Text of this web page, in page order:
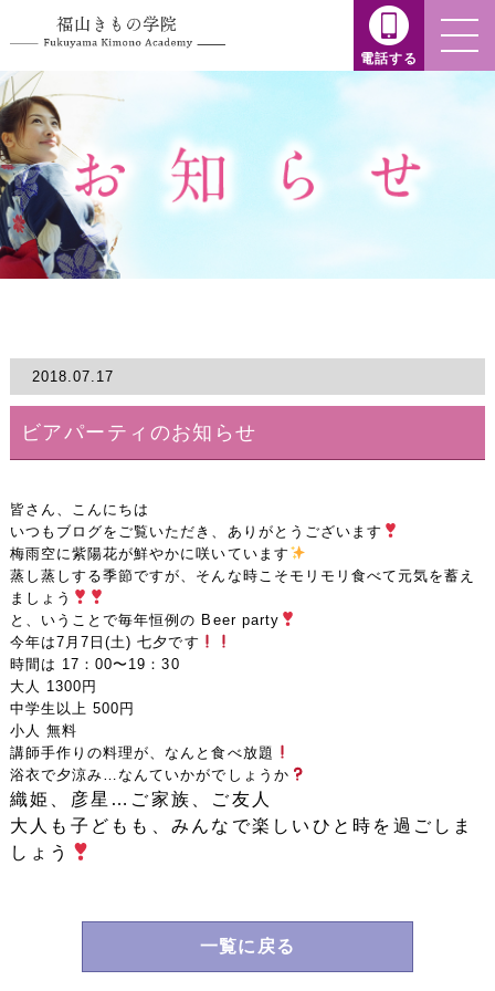
電話する
2018.07.17
ビアパーティのお知らせ
皆さん、こんにちは
いつもブログをご覧いただき、ありがとうございます
梅雨空に紫陽花が鮮やかに咲いています
蒸し蒸しする季節ですが、そんな時こそモリモリ食べて元気を蓄え
ましょう
と、いうことで毎年恒例の Beer party
今年は7月7日(土) 七夕です
時間は 17：00〜19：30
大人 1300円
中学生以上 500円
小人 無料
講師手作りの料理が、なんと食べ放題
浴衣で夕涼み…なんていかがでしょうか
織姫、彦星…ご家族、ご友人
大人も子どもも、みんなで楽しいひと時を過ごしま
しょう
一覧に戻る